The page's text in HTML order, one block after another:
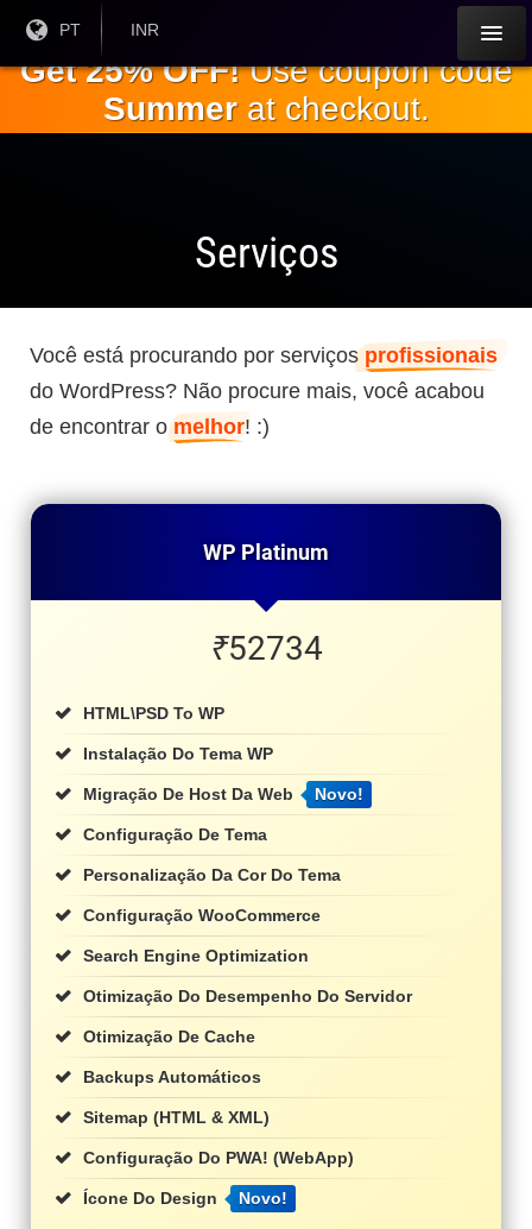
principal
Língua
PT
Moeda
INR
Get 25% OFF!Use coupon code
Summerat checkout.
Serviços
Você está procurando por serviços profissionais
do WordPress? Não procure mais, você acabou
de encontrar omelhor! :)
WP Platinum
₹52734
HTML\PSD To WP
Instalação Do Tema WP
Migração De Host Da Web Novo!
Configuração De Tema
Personalização Da Cor Do Tema
Configuração WooCommerce
Search Engine Optimization
Otimização Do Desempenho Do Servidor
Otimização De Cache
Backups Automáticos
Sitemap (HTML & XML)
Configuração Do PWA! (WebApp)
Ícone Do Design Novo!